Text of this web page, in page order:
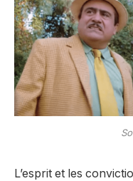
L’esprit et les